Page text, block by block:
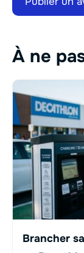
À ne
Brancher